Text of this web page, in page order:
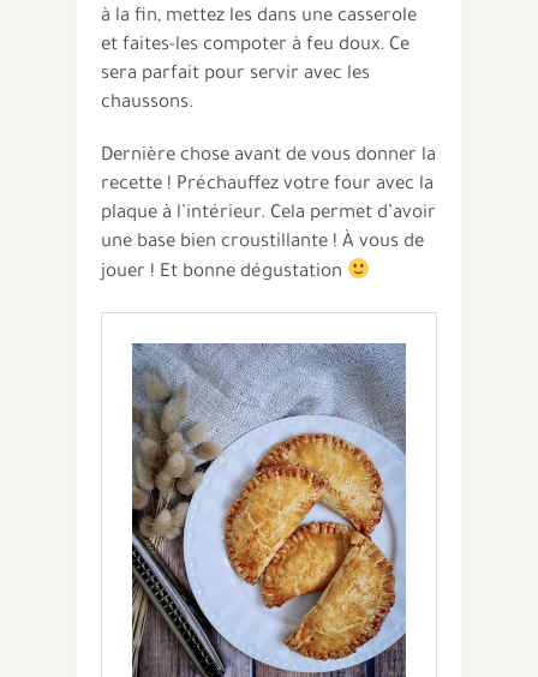
à la fin, mettez les dans une casserole
et faites-les compoter à feu doux. Ce
sera parfait pour servir avec les
chaussons.
Dernière chose avant de vous donner la
recette ! Préchauffez votre four avec la
plaque à l’intérieur. Cela permet d’avoir
une base bien croustillante ! À vous de
jouer ! Et bonne dégustation